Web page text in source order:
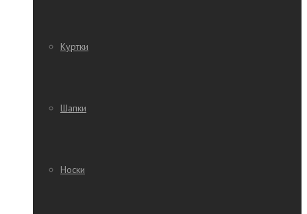
Куртки
Шапки
Носки